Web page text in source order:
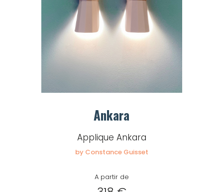
Ankara
Applique Ankara
by Constance Guisset
A partir de